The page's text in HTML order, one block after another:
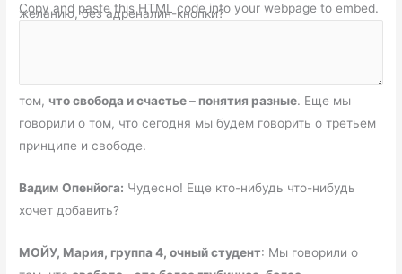
Copy and paste this HTML code into your webpage to embed.
желанию, без адреналин-кнопки?
том, что свобода и счастье – понятия разные. Еще мы
говорили о том, что сегодня мы будем говорить о третьем
принципе и свободе.
Вадим Опенйога: Чудесно! Еще кто-нибудь что-нибудь
хочет добавить?
МОЙУ, Мария, группа 4, очный студент: Мы говорили о